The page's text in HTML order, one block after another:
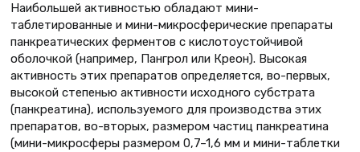
Наибольшей активностью обладают мини-
таблетированные и мини-микросферические препараты
панкреатических ферментов с кислотоустойчивой
оболочкой (например, Пангрол или Креон). Высокая
активность этих препаратов определяется, во-первых,
высокой степенью активности исходного субстрата
(панкреатина), используемого для производства этих
препаратов, во-вторых, размером частиц панкреатина
(мини-микросферы размером 0,7–1,6 мм и мини-таблетки